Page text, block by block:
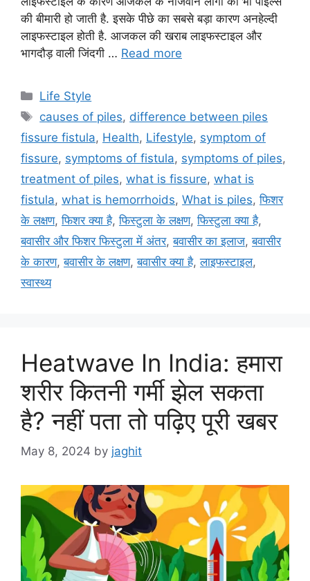
की बीमारी हो जाती है. इसके पीछे का सबसे बड़ा कारण अनहेल्दी
लाइफस्टाइल होती है. आजकल की खराब लाइफस्टाइल और
भागदौड़ वाली जिंदगी … Read more
C
e
g
o
r
i
s
Life Style
T
s
causes of piles, difference between piles
fissure fistula, Health, Lifestyle, symptom of
fissure, symptoms of fistula, symptoms of piles,
treatment of piles, what is fissure, what is
fistula, what is hemorrhoids, What is piles,फिशर
के लक्षण,फिशर क्या है,फिस्टुला के लक्षण,फिस्टुला क्या है,
बवासीर और फिशर फिस्टुला में अंतर,बवासीर का इलाज,बवासीर
के कारण,बवासीर के लक्षण,बवासीर क्या है,लाइफस्टाइल,
स्वास्थ्य
Heatwave In India: हमारा
शरीर कितनी गर्मी झेल सकता
है? नहीं पता तो पढ़िए पूरी खबर
May 8, 2024 by jaghit